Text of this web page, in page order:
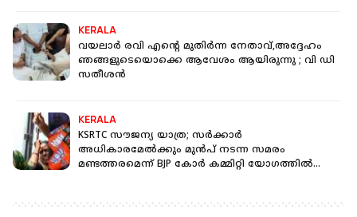
KERALA
വയലാർ രവി എന്റെ മുതിർന്ന നേതാവ്,അദ്ദേഹം
ഞങ്ങളുടെയൊക്കെ ആവേശം ആയിരുന്നു ; വി ഡി
സതീശൻ
KERALA
KSRTC സൗജന്യ യാത്ര; സർക്കാർ
അധികാരമേൽക്കും മുൻപ് നടന്ന സമരം
മണ്ടത്തരമെന്ന് BJP കോർ കമ്മിറ്റി യോഗത്തിൽ